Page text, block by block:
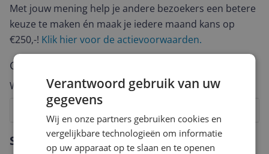
Specificaties
Met jouw mening help je andere bezoekers een betere
keuze te maken én maak je iedere maand kans op
€250,-! Klik hier voor de actievoorwaarden.
Cijfer
Welk cijfer geef jij dit product?
2
Vraag 1 van 4
Verantwoord gebruik van uw
gegevens
Wij en onze partners gebruiken cookies en
vergelijkbare technologieën om informatie
op uw apparaat op te slaan en te openen